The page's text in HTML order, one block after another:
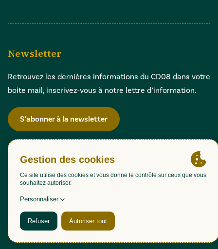
Newsletter
Retrouvez les dernières informations du CD08 dans votre
boite mail, inscrivez-vous à notre lettre d’information.
S’abonner à la newsletter
Gestion des cookies
Accessibilité : partiellement conforme (98,51%)
Mentions légales
Politique de confidentialité
Plan du site
Une création